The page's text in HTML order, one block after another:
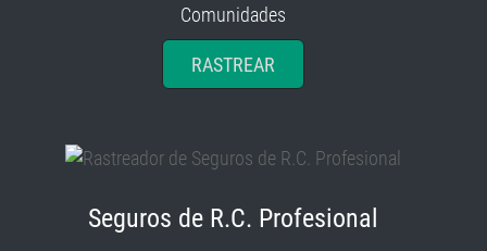
Comunidades
RASTREAR
Seguros de R.C. Profesional